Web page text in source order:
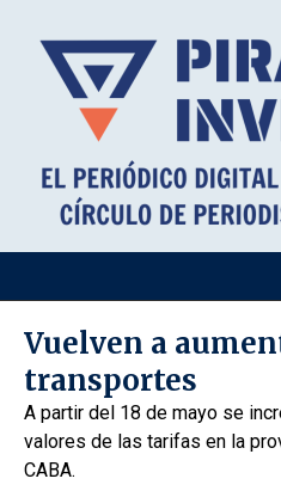
Vuelven a
transportes
A partir del 18 de mayo se
valores de las tarifas en la
CABA.